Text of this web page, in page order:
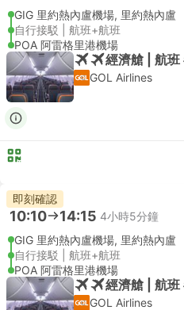
GIG 里約熱內盧機場, 里約熱內盧
自行接駁 | 航班+航班
POA 阿雷格里港機場
經濟艙 | 航
GOL Airlines
即刻確認
10:10 14:15 4小時5分鐘
GIG 里約熱內盧機場, 里約熱內盧
自行接駁 | 航班+航班
POA 阿雷格里港機場
經濟艙 | 航
GOL Airlines